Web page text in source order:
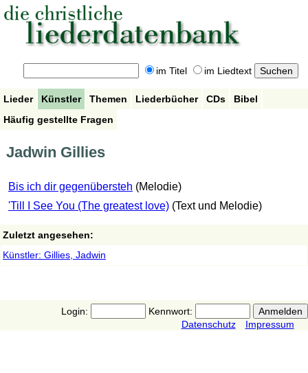
im Titel im Liedtext
Lieder Künstler Themen Liederbücher CDs
Bibel
Häufig gestellte Fragen
Jadwin Gillies
Bis ich dir gegenübersteh (Melodie)
'Till I See You (The greatest love) (Text und Melodie)
Zuletzt angesehen:
Künstler: Gillies, Jadwin
Login:
Kennwort:
Datenschutz
Impressum